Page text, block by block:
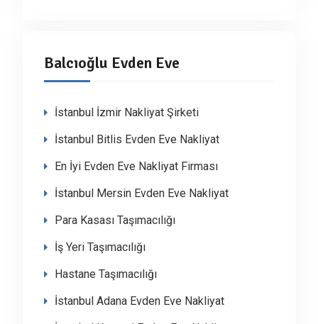
Balcıoğlu Evden Eve
İstanbul İzmir Nakliyat Şirketi
İstanbul Bitlis Evden Eve Nakliyat
En İyi Evden Eve Nakliyat Firması
İstanbul Mersin Evden Eve Nakliyat
Para Kasası Taşımacılığı
İş Yeri Taşımacılığı
Hastane Taşımacılığı
İstanbul Adana Evden Eve Nakliyat